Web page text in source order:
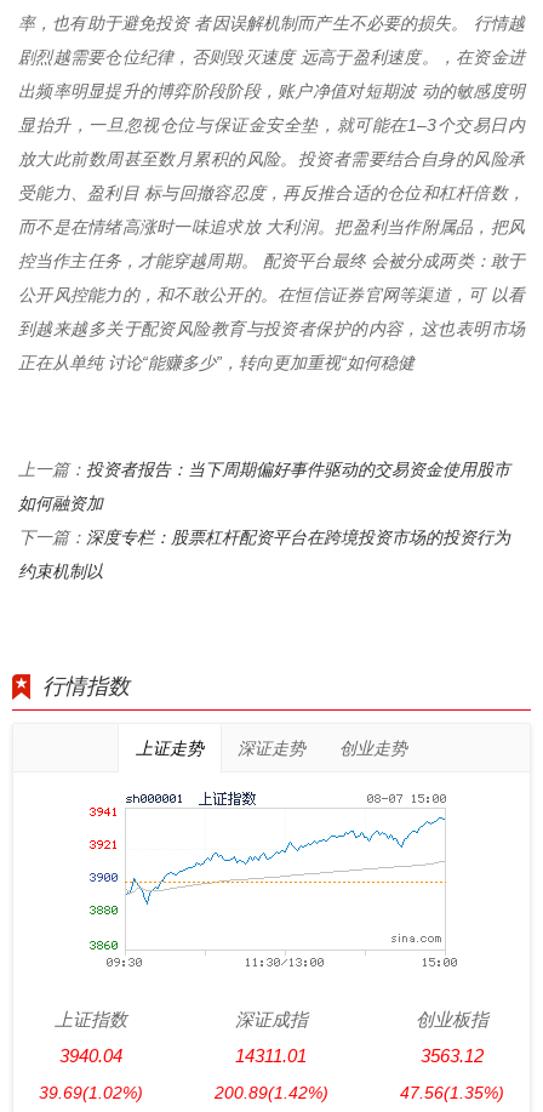
率，也有助于避免投资 者因误解机制而产生不必要的损失。 行情越
剧烈越需要仓位纪律，否则毁灭速度 远高于盈利速度。，在资金进
出频率明显提升的博弈阶段阶段，账户净值对短期波 动的敏感度明
显抬升，一旦忽视仓位与保证金安全垫，就可能在1–3个交易日内
放大此前数周甚至数月累积的风险。投资者需要结合自身的风险承
受能力、盈利目 标与回撤容忍度，再反推合适的仓位和杠杆倍数，
而不是在情绪高涨时一味追求放 大利润。把盈利当作附属品，把风
控当作主任务，才能穿越周期。 配资平台最终 会被分成两类：敢于
公开风控能力的，和不敢公开的。在恒信证券官网等渠道，可 以看
到越来越多关于配资风险教育与投资者保护的内容，这也表明市场
正在从单纯 讨论“能赚多少”，转向更加重视“如何稳健
上一篇： 投资者报告：当下周期偏好事件驱动的交易资金使用股市
如何融资加
下一篇： 深度专栏：股票杠杆配资平台在跨境投资市场的投资行为
约束机制以
行情指数
上证走势 深证走势 创业走势
上证指数
3940.04
39.69(1.02%)
深证成指
14311.01
200.89(1.42%)
创业板指
3563.12
47.56(1.35%)